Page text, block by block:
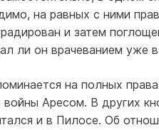
на равных с ними
и затем
ли он врачеванием уже
на полных
Аресом. В других
и в Пилосе. Об